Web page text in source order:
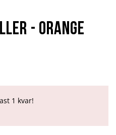
1 kvar!
- Orange